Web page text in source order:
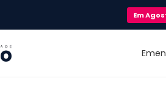
Em